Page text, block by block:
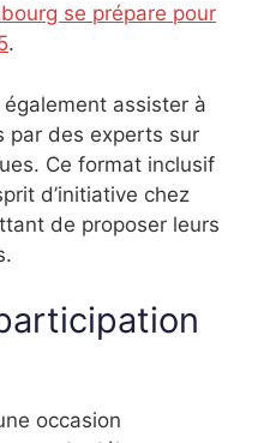
se prépare pour
.
assister à
par des experts sur
Ce format inclusif
d’initiative chez
de proposer leurs
occasion